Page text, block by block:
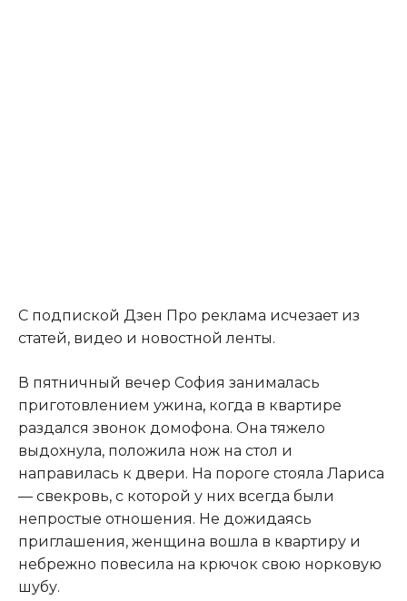
С подпиской Дзен Про реклама исчезает из
статей, видео и новостной ленты.
В пятничный вечер София занималась
приготовлением ужина, когда в квартире
раздался звонок домофона. Она тяжело
выдохнула, положила нож на стол и
направилась к двери. На пороге стояла Лариса
— свекровь, с которой у них всегда были
непростые отношения. Не дожидаясь
приглашения, женщина вошла в квартиру и
небрежно повесила на крючок свою норковую
шубу.